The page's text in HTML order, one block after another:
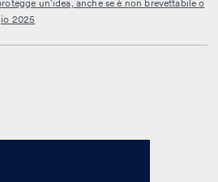
un’idea, anche se è non brevettabile o
2025